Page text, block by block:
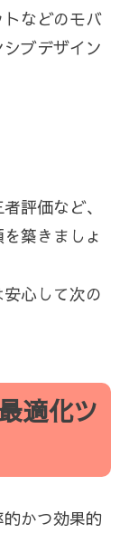
などのモバ
ブデザイン
評価など、
築きましょ
心して次の
適化ツ
かつ効果的